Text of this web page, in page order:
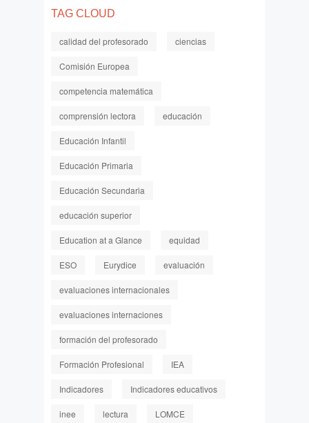
TAG CLOUD
calidad del profesorado ciencias
Comisión Europea
competencia matemática
comprensión lectora educación
Educación Infantil
Educación Primaria
Educación Secundaria
educación superior
Education at a Glance equidad
ESO Eurydice evaluación
evaluaciones internacionales
evaluaciones internaciones
formación del profesorado
Formación Profesional IEA
Indicadores Indicadores educativos
inee lectura LOMCE